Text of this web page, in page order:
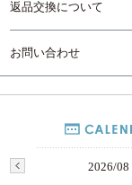
返品交換について
お問い合わせ
2026/08